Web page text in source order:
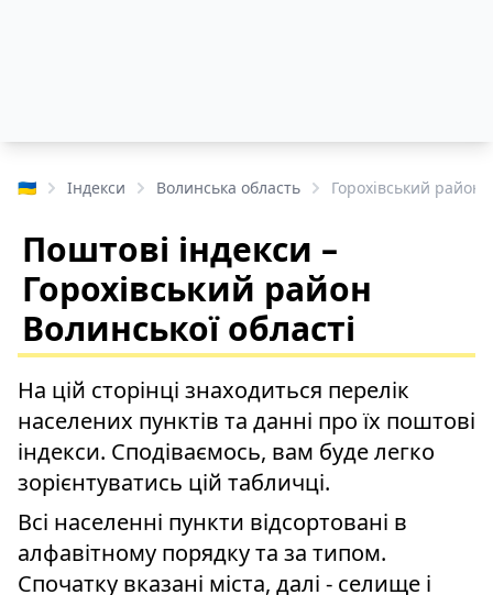
🇺🇦 Індекси Волинська область Горохівський район
Поштові індекси –
Горохівський район
Волинської області
На цій сторінці знаходиться перелік
населених пунктів та данні про їх поштові
індекси. Сподіваємось, вам буде легко
зорієнтуватись цій табличці.
Всі населенні пункти відсортовані в
алфавітному порядку та за типом.
Спочатку вказані міста, далі - селище і